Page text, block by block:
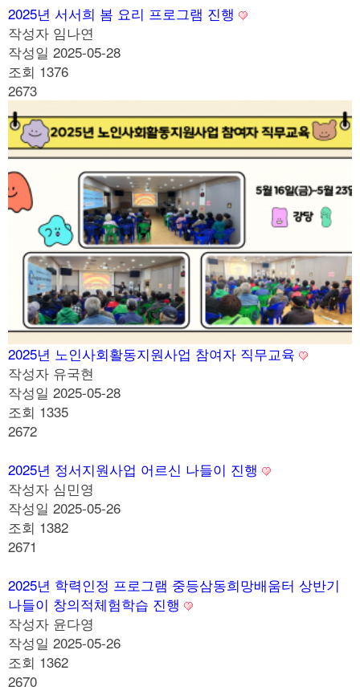
2025년 서서희 봄 요리 프로그램 진행
작성자 임나연
작성일 2025-05-28
조회 1376
2673
2025년 노인사회활동지원사업 참여자 직무교육
작성자 유국현
작성일 2025-05-28
조회 1335
2672
2025년 정서지원사업 어르신 나들이 진행
작성자 심민영
작성일 2025-05-26
조회 1382
2671
2025년 학력인정 프로그램 중등삼동희망배움터 상반기
나들이 창의적체험학습 진행
작성자 윤다영
작성일 2025-05-26
조회 1362
2670